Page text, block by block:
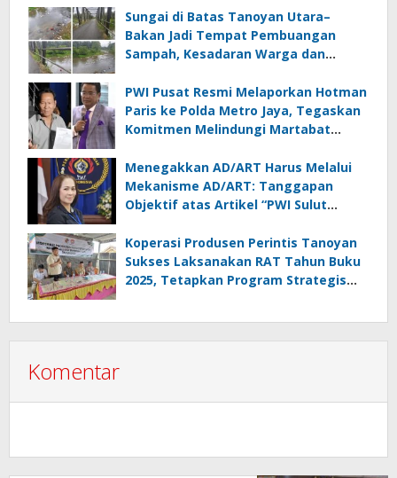
Sungai di Batas Tanoyan Utara–
Bakan Jadi Tempat Pembuangan
Sampah, Kesadaran Warga dan
PWI Pusat Resmi Melaporkan Hotman
Paris ke Polda Metro Jaya, Tegaskan
Komitmen Melindungi Martabat
Menegakkan AD/ART Harus Melalui
Mekanisme AD/ART: Tanggapan
Objektif atas Artikel “PWI Sulut
Melanggar Aturan”
Koperasi Produsen Perintis Tanoyan
Sukses Laksanakan RAT Tahun Buku
2025, Tetapkan Program Strategis
Komentar